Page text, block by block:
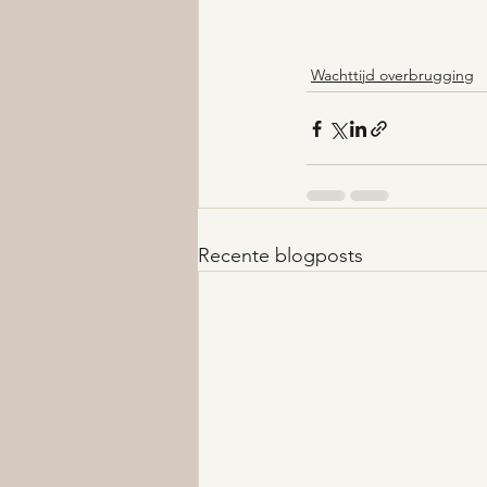
Wachttijd overbrugging
Recente blogposts